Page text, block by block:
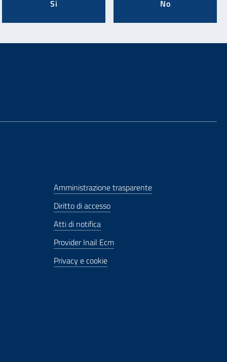
Si No
Amministrazione trasparente
Diritto di accesso
Atti di notifica
Provider Inail Ecm
Privacy e cookie